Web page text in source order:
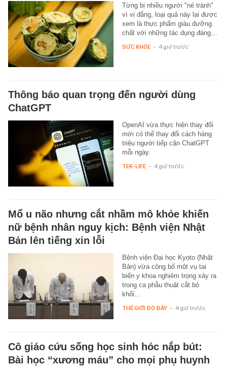
Từng bị nhiều người "né tránh"
vì vị đắng, loại quả này lại được
xem là thực phẩm giàu dưỡng
chất với những tác dụng đáng…
SỨC KHỎE - 4 giờ trước
Thông báo quan trọng đến người dùng
ChatGPT
OpenAI vừa thực hiện thay đổi
mới có thể thay đổi cách hàng
triệu người tiếp cận ChatGPT
mỗi ngày.
TEK-LIFE - 4 giờ trước
Mổ u não nhưng cắt nhầm mô khỏe khiến
nữ bệnh nhân nguy kịch: Bệnh viện Nhật
Bản lên tiếng xin lỗi
Bệnh viện Đại học Kyoto (Nhật
Bản) vừa công bố một vụ tai
biến y khoa nghiêm trọng xảy ra
trong ca phẫu thuật cắt bỏ
khối…
THẾ GIỚI ĐÓ ĐÂY - 4 giờ trước
Cô giáo cứu sống học sinh hóc nắp bút:
Bài học “xương máu” cho mọi phụ huynh